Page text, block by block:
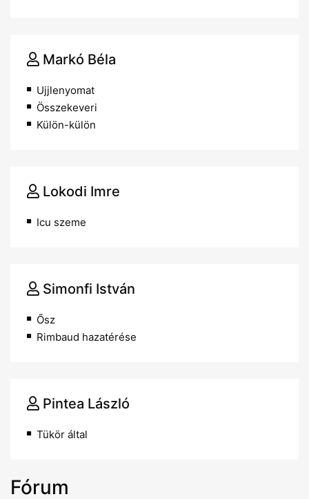
Markó Béla
Ujjlenyomat
Összekeveri
Külön-külön
Lokodi Imre
Icu szeme
Simonfi István
Ősz
Rimbaud hazatérése
Pintea László
Tükör által
Fórum